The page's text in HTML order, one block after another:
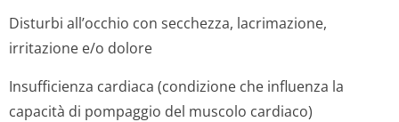
Disturbi all’occhio con secchezza, lacrimazione,
irritazione e/o dolore
Insufficienza cardiaca (condizione che influenza la
capacità di pompaggio del muscolo cardiaco)